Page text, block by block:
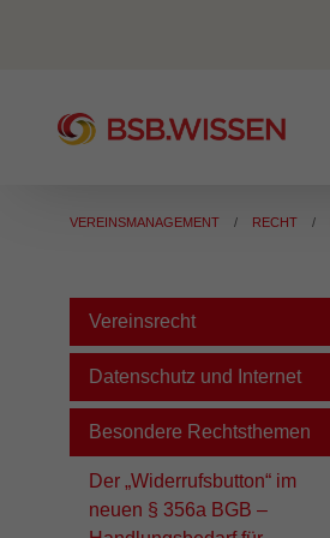
VEREINSMANAGEMENT RECHT
Vereinsrecht
Datenschutz und Internet
Besondere Rechtsthemen
Der „Widerrufsbutton“ im
neuen § 356a BGB –